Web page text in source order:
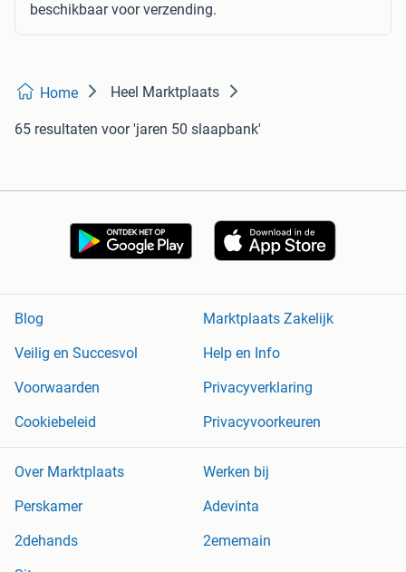
beschikbaar voor verzending.
Home Heel Marktplaats
65 resultaten voor 'jaren 50 slaapbank'
Blog
Marktplaats Zakelijk
Veilig en Succesvol
Help en Info
Voorwaarden
Privacyverklaring
Cookiebeleid
Privacyvoorkeuren
Over Marktplaats
Werken bij
Perskamer
Adevinta
2dehands
2ememain